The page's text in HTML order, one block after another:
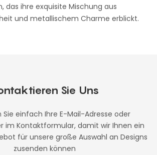
das ihre exquisite Mischung aus
und metallischem Charme erblickt.
Sie Uns
Sie einfach Ihre E-Mail-Adresse oder
im Kontaktformular, damit wir Ihnen ein
für unsere große Auswahl an Designs
zusenden können